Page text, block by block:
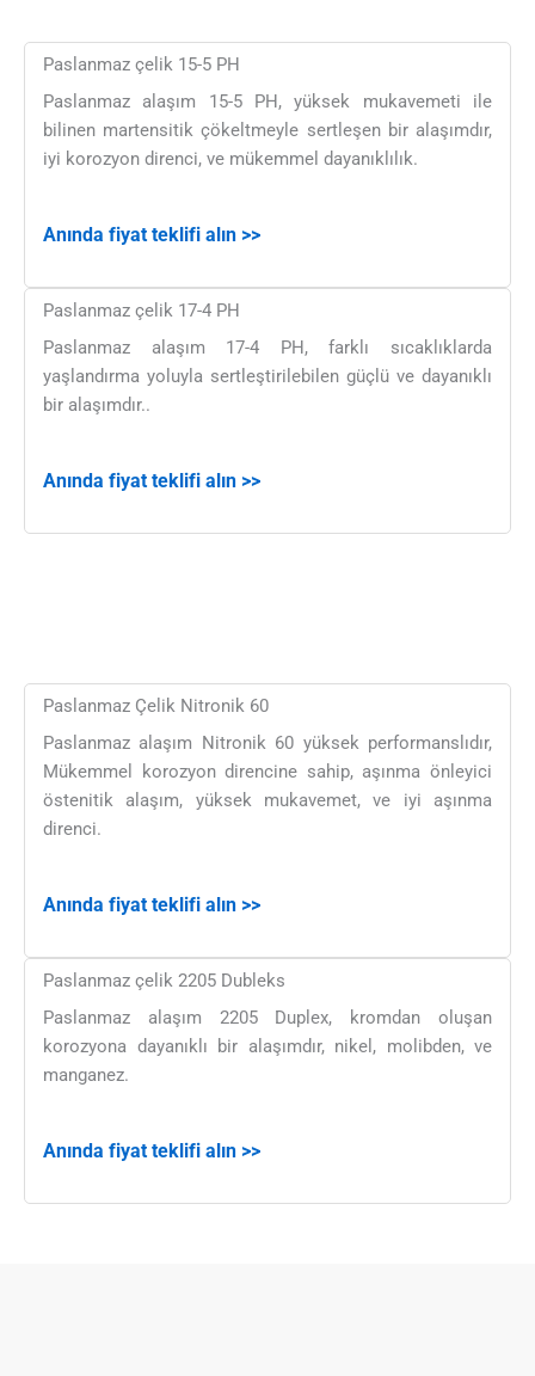
Paslanmaz çelik 15-5 PH
Paslanmaz alaşım 15-5 PH, yüksek mukavemeti ile
bilinen martensitik çökeltmeyle sertleşen bir alaşımdır,
iyi korozyon direnci, ve mükemmel dayanıklılık.
Anında fiyat teklifi alın >>
Paslanmaz çelik 17-4 PH
Paslanmaz alaşım 17-4 PH, farklı sıcaklıklarda
yaşlandırma yoluyla sertleştirilebilen güçlü ve dayanıklı
bir alaşımdır..
Anında fiyat teklifi alın >>
Paslanmaz Çelik Nitronik 60
Paslanmaz alaşım Nitronik 60 yüksek performanslıdır,
Mükemmel korozyon direncine sahip, aşınma önleyici
östenitik alaşım, yüksek mukavemet, ve iyi aşınma
direnci.
Anında fiyat teklifi alın >>
Paslanmaz çelik 2205 Dubleks
Paslanmaz alaşım 2205 Duplex, kromdan oluşan
korozyona dayanıklı bir alaşımdır, nikel, molibden, ve
manganez.
Anında fiyat teklifi alın >>